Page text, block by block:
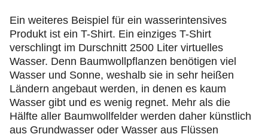
Ein weiteres Beispiel für ein wasserintensives
Produkt ist ein T-Shirt. Ein einziges T-Shirt
verschlingt im Durschnitt 2500 Liter virtuelles
Wasser. Denn Baumwollpflanzen benötigen viel
Wasser und Sonne, weshalb sie in sehr heißen
Ländern angebaut werden, in denen es kaum
Wasser gibt und es wenig regnet. Mehr als die
Hälfte aller Baumwollfelder werden daher künstlich
aus Grundwasser oder Wasser aus Flüssen